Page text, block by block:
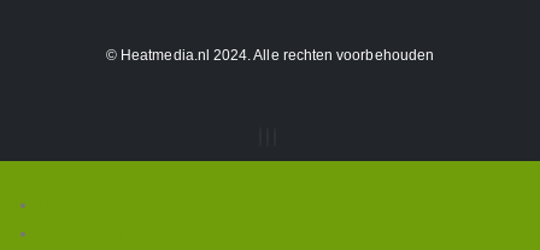
© Heatmedia.nl 2024. Alle rechten voorbehouden